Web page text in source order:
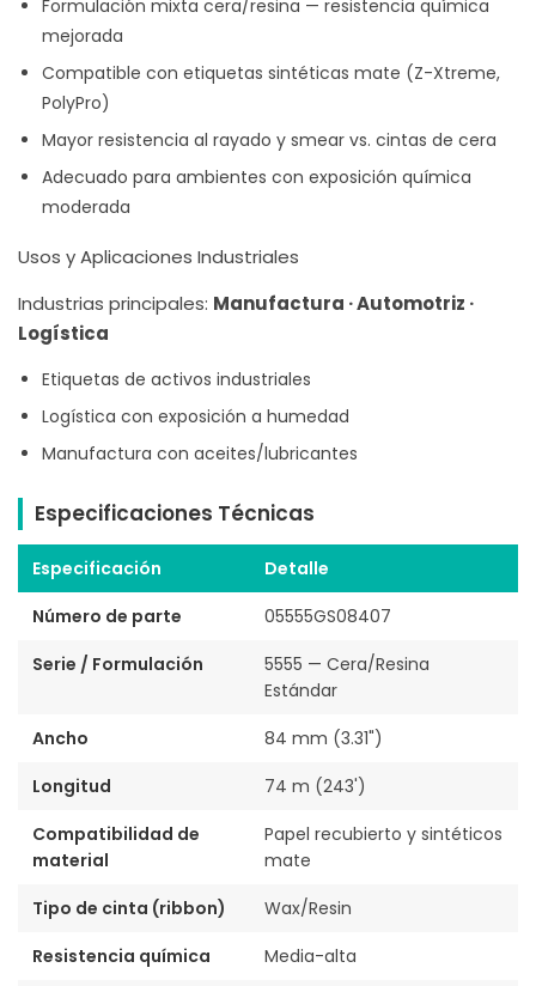
Formulación mixta cera/resina — resistencia química
mejorada
Compatible con etiquetas sintéticas mate (Z-Xtreme,
PolyPro)
Mayor resistencia al rayado y smear vs. cintas de cera
Adecuado para ambientes con exposición química
moderada
Usos y Aplicaciones Industriales
Industrias principales: Manufactura · Automotriz ·
Logística
Etiquetas de activos industriales
Logística con exposición a humedad
Manufactura con aceites/lubricantes
Especificaciones Técnicas
Especificación
Detalle
Número de parte
05555GS08407
Serie / Formulación
5555 — Cera/Resina
Estándar
Ancho
84 mm (3.31")
Longitud
74 m (243')
Compatibilidad de
material
Papel recubierto y sintéticos
mate
Tipo de cinta (ribbon)
Wax/Resin
Resistencia química
Media-alta